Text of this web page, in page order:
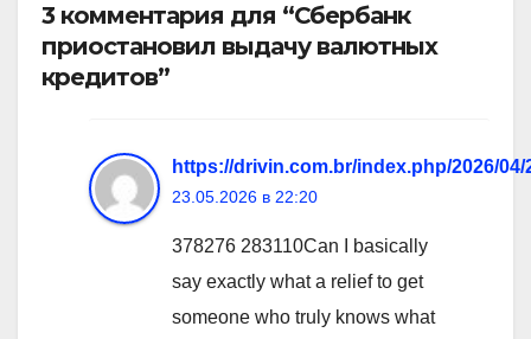
3 комментария для “Сбербанк
приостановил выдачу валютных
кредитов”
https://drivin.com.br/index.php/2026/04/
23.05.2026 в 22:20
378276 283110Can I basically
say exactly what a relief to get
someone who truly knows what